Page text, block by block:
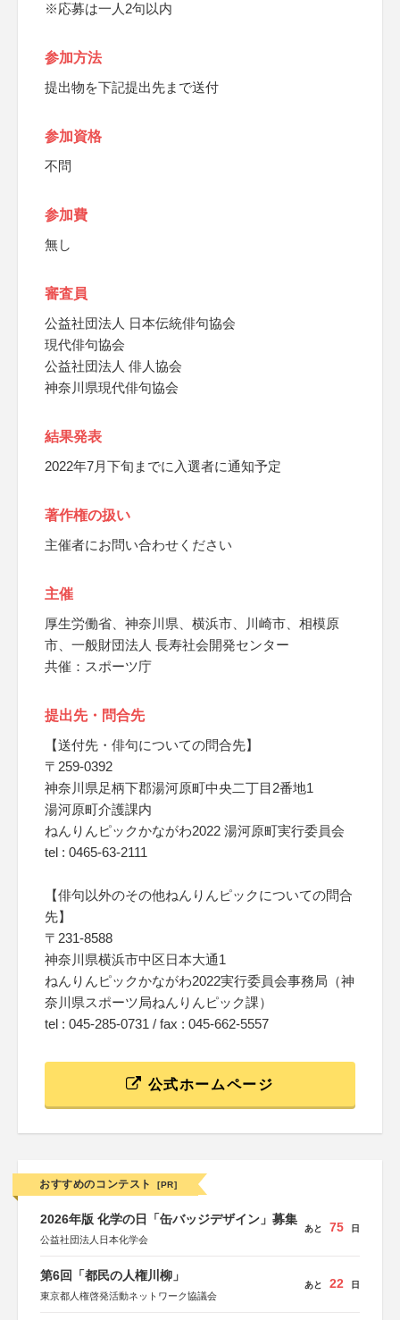
※応募は一人2句以内
参加方法
提出物を下記提出先まで送付
参加資格
不問
参加費
無し
審査員
公益社団法人 日本伝統俳句協会
現代俳句協会
公益社団法人 俳人協会
神奈川県現代俳句協会
結果発表
2022年7月下旬までに入選者に通知予定
著作権の扱い
主催者にお問い合わせください
主催
厚生労働省、神奈川県、横浜市、川崎市、相模原
市、一般財団法人 長寿社会開発センター
共催：スポーツ庁
提出先・問合先
【送付先・俳句についての問合先】
〒259-0392
神奈川県足柄下郡湯河原町中央二丁目2番地1
湯河原町介護課内
ねんりんピックかながわ2022 湯河原町実行委員会
tel : 0465-63-2111
【俳句以外のその他ねんりんピックについての問合
先】
〒231-8588
神奈川県横浜市中区日本大通1
ねんりんピックかながわ2022実行委員会事務局（神
奈川県スポーツ局ねんりんピック課）
tel : 045-285-0731 / fax : 045-662-5557
公式ホームページ
おすすめのコンテスト [PR]
2026年版 化学の日「缶バッジデザイン」募集
公益社団法人日本化学会
あと 75 日
第6回「都民の人権川柳」
東京都人権啓発活動ネットワーク協議会
あと 22 日